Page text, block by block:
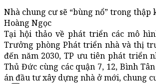
Nhà chung cư sẽ “bùng nổ” trong thập
Hoàng Ngọc
Tại hội thảo về phát triển các mô
Trưởng phòng Phát triển nhà và thị
đến năm 2030, TP ưu tiên phát triển
Thủ Đức cùng các quận 7, 12, Bình
án đầu tư xây dựng nhà ở mới, chung